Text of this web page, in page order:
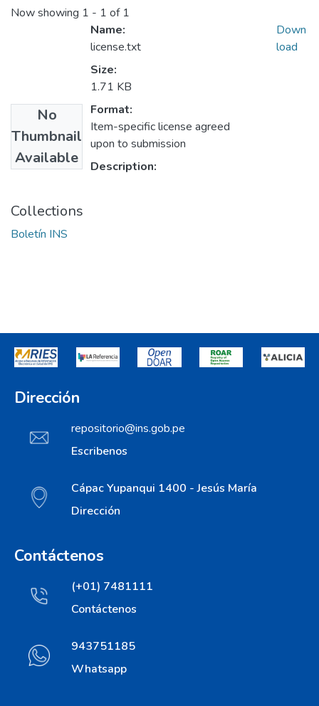
Now showing 1 - 1 of 1
No
Thumbnail
Available
Name:
license.txt
Size:
1.71 KB
Format:
Item-specific license agreed
upon to submission
Description:
Down
load
Collections
Boletín INS
Dirección
repositorio@ins.gob.pe
Escribenos
Cápac Yupanqui 1400 - Jesús María
Dirección
Contáctenos
(+01) 7481111
Contáctenos
943751185
Whatsapp